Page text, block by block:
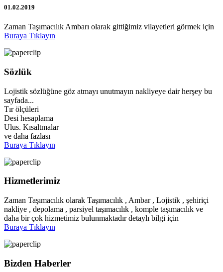
01.02.2019
Zaman Taşımacılık Ambarı olarak gittiğimiz vilayetleri görmek için
Buraya Tıklayın
Sözlük
Lojistik sözlüğüne göz atmayı unutmayın nakliyeye dair herşey bu
sayfada...
Tır ölçüleri
Desi hesaplama
Ulus. Kısaltmalar
ve daha fazlası
Buraya Tıklayın
Hizmetlerimiz
Zaman Taşımacılık olarak Taşımacılık , Ambar , Lojistik , şehiriçi
nakliye , depolama , parsiyel taşımacılık , komple taşımacılık ve
daha bir çok hizmetimiz bulunmaktadır detaylı bilgi için
Buraya Tıklayın
Bizden Haberler